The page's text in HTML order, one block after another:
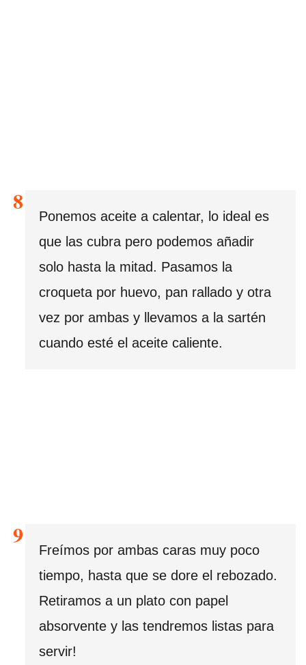
Ponemos aceite a calentar, lo ideal es
que las cubra pero podemos añadir
solo hasta la mitad. Pasamos la
croqueta por huevo, pan rallado y otra
vez por ambas y llevamos a la sartén
cuando esté el aceite caliente.
Freímos por ambas caras muy poco
tiempo, hasta que se dore el rebozado.
Retiramos a un plato con papel
absorvente y las tendremos listas para
servir!